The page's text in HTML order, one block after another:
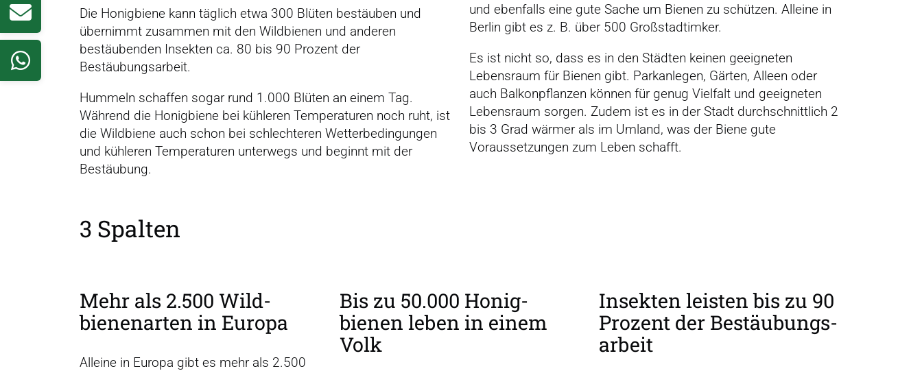
Die Honigbiene kann täglich etwa 300 Blüten bestäuben und
übernimmt zusammen mit den Wildbienen und anderen
bestäubenden Insekten ca. 80 bis 90 Prozent der
Bestäubungsarbeit.
Hummeln schaffen sogar rund 1.000 Blüten an einem Tag.
Während die Honigbiene bei kühleren Temperaturen noch ruht, ist
die Wildbiene auch schon bei schlechteren Wetterbedingungen
und kühleren Temperaturen unterwegs und beginnt mit der
Bestäubung.
und ebenfalls eine gute Sache um Bienen zu schützen. Alleine in
Berlin gibt es z. B. über 500 Großstadtimker.
Es ist nicht so, dass es in den Städten keinen geeigneten
Lebensraum für Bienen gibt. Parkanlegen, Gärten, Alleen oder
auch Balkonpflanzen können für genug Vielfalt und geeigneten
Lebensraum sorgen. Zudem ist es in der Stadt durchschnittlich 2
bis 3 Grad wärmer als im Umland, was der Biene gute
Voraussetzungen zum Leben schafft.
3 Spalten
Mehr als 2.500 Wild­
bienen­arten in Europa
Alleine in Europa gibt es mehr als 2.500
Bis zu 50.000 Honig­
bienen leben in einem
Volk
Insekten leisten bis zu 90
Prozent der Bestäu­bungs­
arbeit